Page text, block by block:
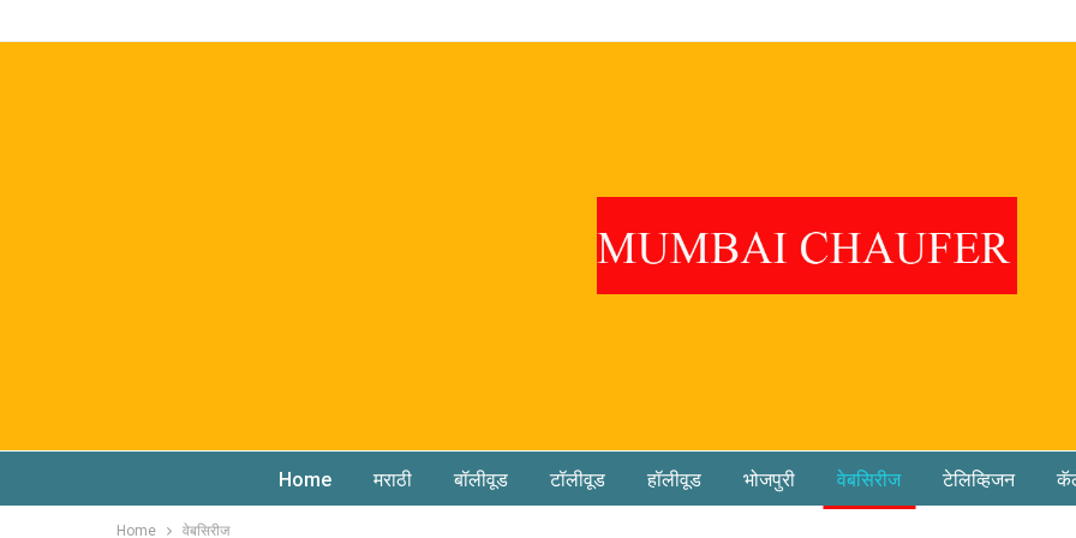
Home मराठी बॉलीवूड टॉलीवूड हॉलीवूड भोजपुरी वेबसिरीज टेलिव्हिजन
Home वेबसिरीज